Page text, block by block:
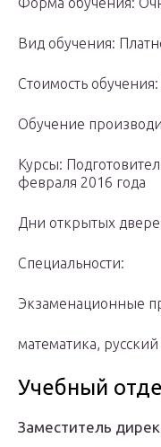
Вид обучения:
Стоимость
Обучение
Курсы:
февраля 2016 года
Дни открытых
Специальности:
Экзаменационные
математика,
Учебный
Заместитель